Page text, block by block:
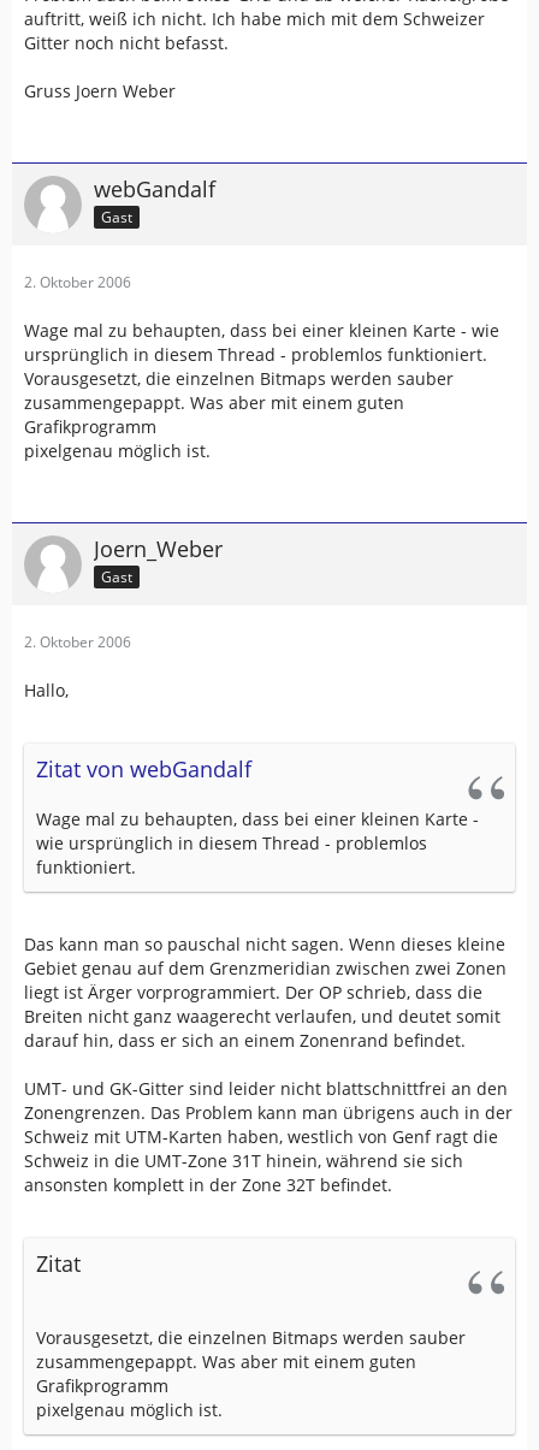
auftritt, weiß ich nicht. Ich habe mich mit dem Schweizer
Gitter noch nicht befasst.
Gruss Joern Weber
webGandalf
Gast
2. Oktober 2006
Wage mal zu behaupten, dass bei einer kleinen Karte - wie
ursprünglich in diesem Thread - problemlos funktioniert.
Vorausgesetzt, die einzelnen Bitmaps werden sauber
zusammengepappt. Was aber mit einem guten
Grafikprogramm
pixelgenau möglich ist.
Joern_Weber
Gast
2. Oktober 2006
Hallo,
Zitat von webGandalf
Wage mal zu behaupten, dass bei einer kleinen Karte -
wie ursprünglich in diesem Thread - problemlos
funktioniert.
Das kann man so pauschal nicht sagen. Wenn dieses kleine
Gebiet genau auf dem Grenzmeridian zwischen zwei Zonen
liegt ist Ärger vorprogrammiert. Der OP schrieb, dass die
Breiten nicht ganz waagerecht verlaufen, und deutet somit
darauf hin, dass er sich an einem Zonenrand befindet.
UMT- und GK-Gitter sind leider nicht blattschnittfrei an den
Zonengrenzen. Das Problem kann man übrigens auch in der
Schweiz mit UTM-Karten haben, westlich von Genf ragt die
Schweiz in die UMT-Zone 31T hinein, während sie sich
ansonsten komplett in der Zone 32T befindet.
Zitat
Vorausgesetzt, die einzelnen Bitmaps werden sauber
zusammengepappt. Was aber mit einem guten
Grafikprogramm
pixelgenau möglich ist.